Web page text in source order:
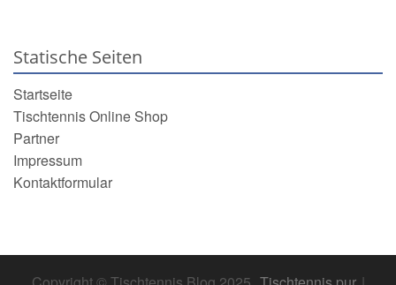
Statische Seiten
Startseite
Tischtennis Online Shop
Partner
Impressum
Kontaktformular